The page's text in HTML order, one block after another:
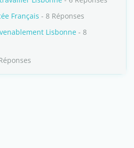
Français - 8 Réponses
Lisbonne - 8